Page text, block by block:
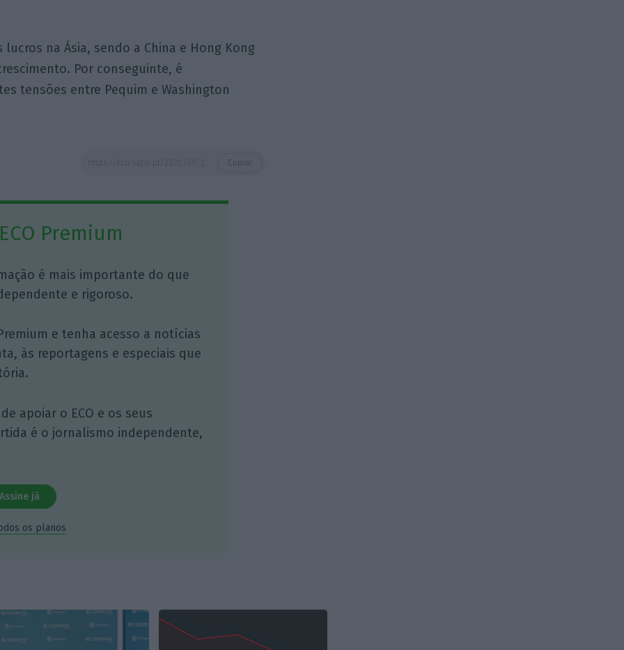
lucros na Ásia, sendo a China e Hong Kong
Por conseguinte, é
tensões entre Pequim e Washington
Premium
é mais importante do que
e rigoroso.
e tenha acesso a notícias
às reportagens e especiais que
apoiar o ECO e os seus
é o jornalismo independente,
Assine já
os planos